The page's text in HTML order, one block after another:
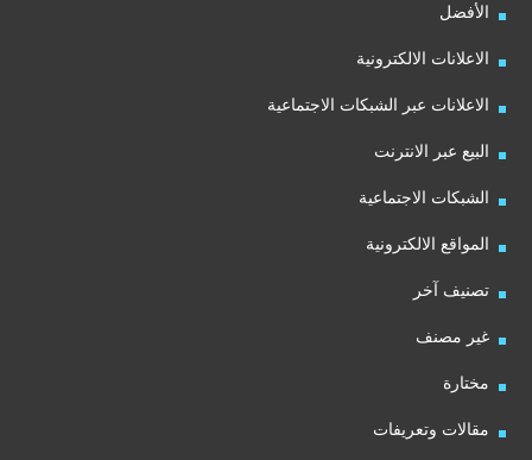
الأفضل
الاعلانات الالكترونية
الاعلانات عبر الشبكات الاجتماعية
البيع عبر الانترنت
الشبكات الاجتماعية
المواقع الالكترونية
تصنيف آخر
غير مصنف
مختارة
مقالات وتعريفات